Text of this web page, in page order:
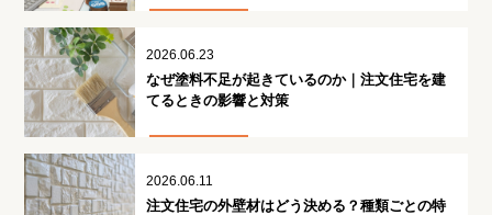
2026.06.23
なぜ塗料不足が起きているのか｜注文住宅を建
てるときの影響と対策
2026.06.11
注文住宅の外壁材はどう決める？種類ごとの特